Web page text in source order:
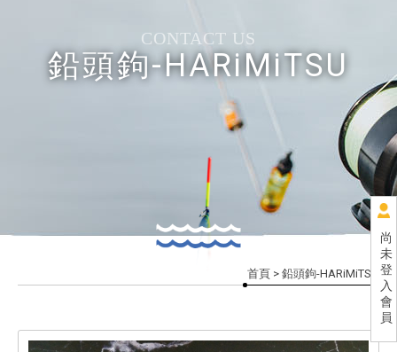
尚
未
登
入
會
員
鉛頭鉤-HARiMiTSU
首頁 > 鉛頭鉤-HARiMiTSU